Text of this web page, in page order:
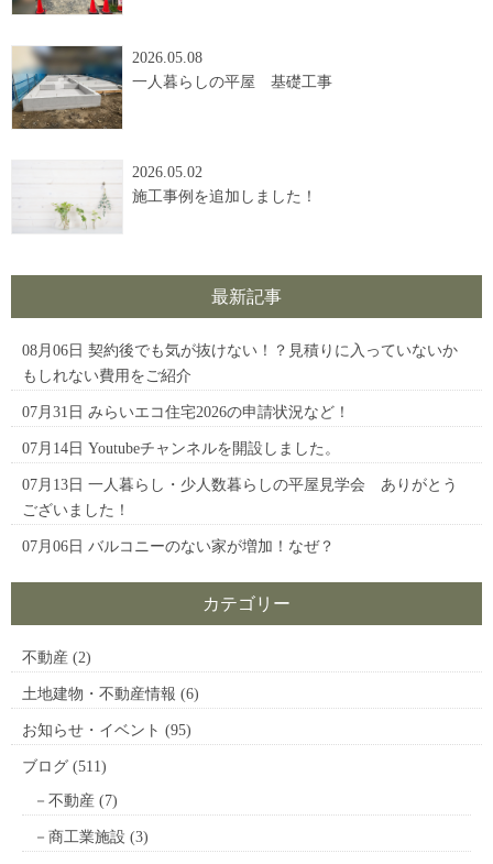
2026.05.08
一人暮らしの平屋 基礎工事
2026.05.02
施工事例を追加しました！
最新記事
08月06日 契約後でも気が抜けない！？見積りに入っていないか
もしれない費用をご紹介
07月31日 みらいエコ住宅2026の申請状況など！
07月14日 Youtubeチャンネルを開設しました。
07月13日 一人暮らし・少人数暮らしの平屋見学会 ありがとう
ございました！
07月06日 バルコニーのない家が増加！なぜ？
カテゴリー
不動産 (2)
土地建物・不動産情報 (6)
お知らせ・イベント (95)
ブログ (511)
不動産 (7)
商工業施設 (3)